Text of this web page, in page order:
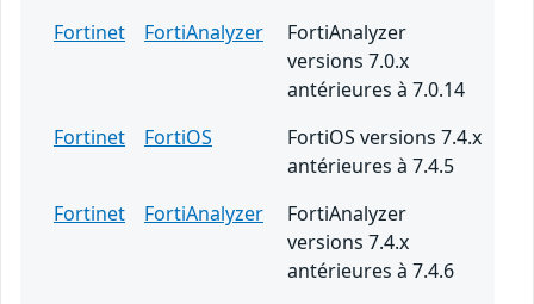
Fortinet
FortiAnalyzer
FortiAnalyzer
versions 7.0.x
antérieures à 7.0.14
Fortinet
FortiOS
FortiOS versions 7.4.x
antérieures à 7.4.5
Fortinet
FortiAnalyzer
FortiAnalyzer
versions 7.4.x
antérieures à 7.4.6